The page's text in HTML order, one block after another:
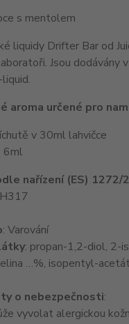
s mentolem
liquidy Drifter Bar od
Jsou
aroma určené pro
v 30ml lahvičce
6ml
nařízení (ES) 1272/
: Varování
: propan-1,2-diol, 2-
…%, isopentyl-
o nebezpečnosti:
vyvolat alergickou